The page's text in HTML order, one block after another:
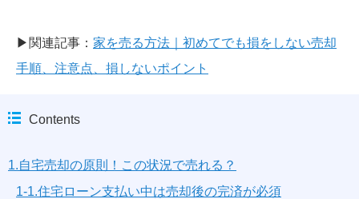
▶関連記事： 家を売る方法｜初めてでも損をしない売却
手順、注意点、損しないポイント
Contents
1.自宅売却の原則！この状況で売れる？
1-1.住宅ローン支払い中は売却後の完済が必須